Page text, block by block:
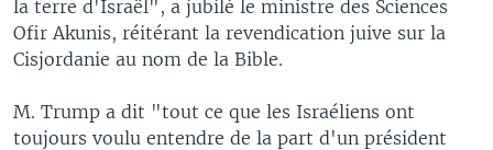
la terre d'Israël", a jubilé le ministre des Sciences
Ofir Akunis, réitérant la revendication juive sur la
Cisjordanie au nom de la Bible.
M. Trump a dit "tout ce que les Israéliens ont
toujours voulu entendre de la part d'un président